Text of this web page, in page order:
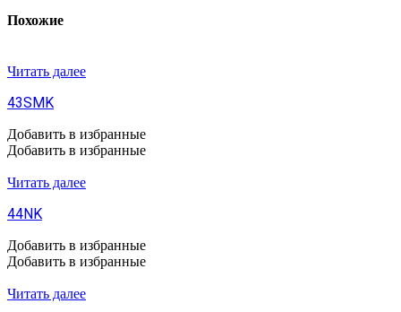
Похожие
Читать далее
43SMK
Добавить в избранные
Добавить в избранные
Читать далее
44NK
Добавить в избранные
Добавить в избранные
Читать далее